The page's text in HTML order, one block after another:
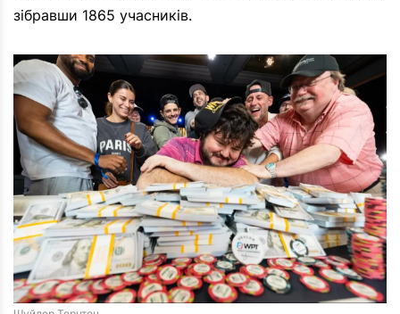
зібравши 1865 учасників.